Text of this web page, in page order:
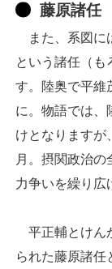
藤原諸任
また、系図に
という諸任（も
す。陸奥で平維
に。物語では、
けとなりますが
月。摂関政治
力争いを繰り広
平正輔とけん
られた藤原諸任